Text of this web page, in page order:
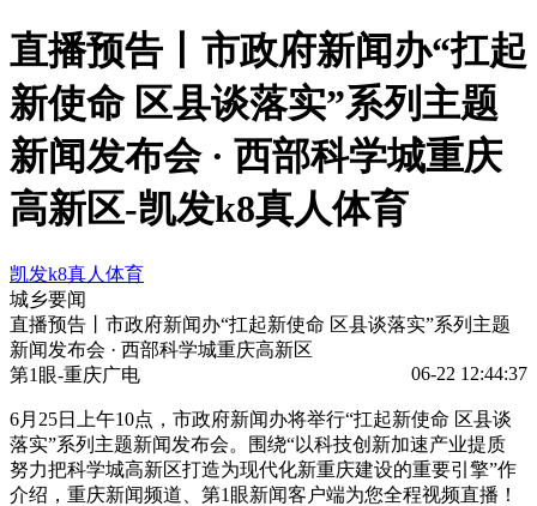
直播预告丨市政府新闻办“扛起
新使命 区县谈落实”系列主题
新闻发布会 · 西部科学城重庆
高新区-凯发k8真人体育
凯发k8真人体育
城乡要闻
直播预告丨市政府新闻办“扛起新使命 区县谈落实”系列主题
新闻发布会 · 西部科学城重庆高新区
第1眼-重庆广电
06-22 12:44:37
6月25日上午10点，市政府新闻办将举行“扛起新使命 区县谈
落实”系列主题新闻发布会。围绕“以科技创新加速产业提质
努力把科学城高新区打造为现代化新重庆建设的重要引擎”作
介绍，重庆新闻频道、第1眼新闻客户端为您全程视频直播！